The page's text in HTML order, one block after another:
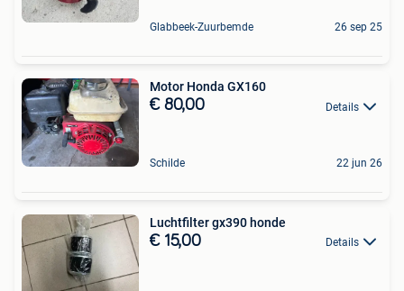
Glabbeek-Zuurbemde 26 sep 25
Motor Honda GX160
€ 80,00 Details
Schilde 22 jun 26
Luchtfilter gx390 honde
€ 15,00 Details